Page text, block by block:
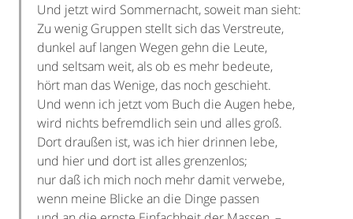
Und jetzt wird Sommernacht, soweit man sieht:
Zu wenig Gruppen stellt sich das Verstreute,
dunkel auf langen Wegen gehn die Leute,
und seltsam weit, als ob es mehr bedeute,
hört man das Wenige, das noch geschieht.
Und wenn ich jetzt vom Buch die Augen hebe,
wird nichts befremdlich sein und alles groß.
Dort draußen ist, was ich hier drinnen lebe,
und hier und dort ist alles grenzenlos;
nur daß ich mich noch mehr damit verwebe,
wenn meine Blicke an die Dinge passen